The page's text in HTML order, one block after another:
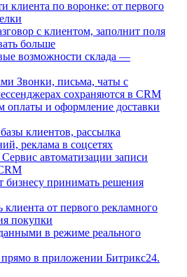
клиента по воронке: от первого
с клиентом, заполнит поля
больше
возможности склада —
Звонки, письма, чаты с
сохраняются в CRM
оплаты и оформление доставки
клиентов, рассылка
реклама в соцсетях
Сервис автоматизации записи
бизнесу принимать решения
клиента от первого рекламного
покупки
в режиме реального
в приложении Битрикс24.